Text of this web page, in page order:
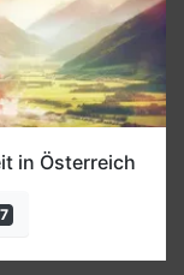
in Österreich
7